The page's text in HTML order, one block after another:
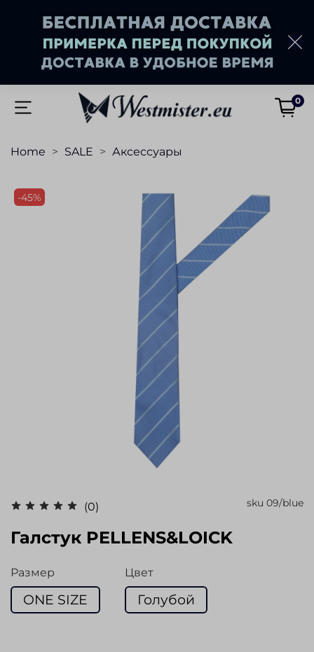
0
Home SALE Аксессуары
-45%
(0) sku 09/blue
Галстук PELLENS&LOICK
Размер
ONE SIZE
Цвет
Голубой